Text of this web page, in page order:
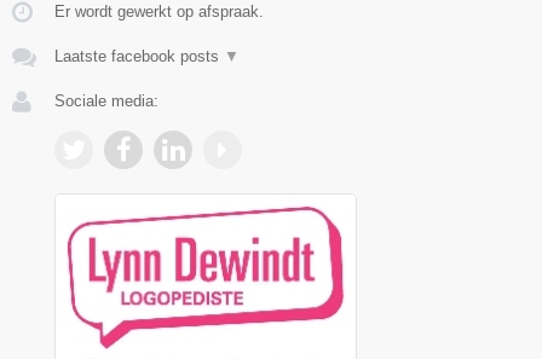
Er wordt gewerkt op afspraak.
Laatste facebook posts ▼
Sociale media: